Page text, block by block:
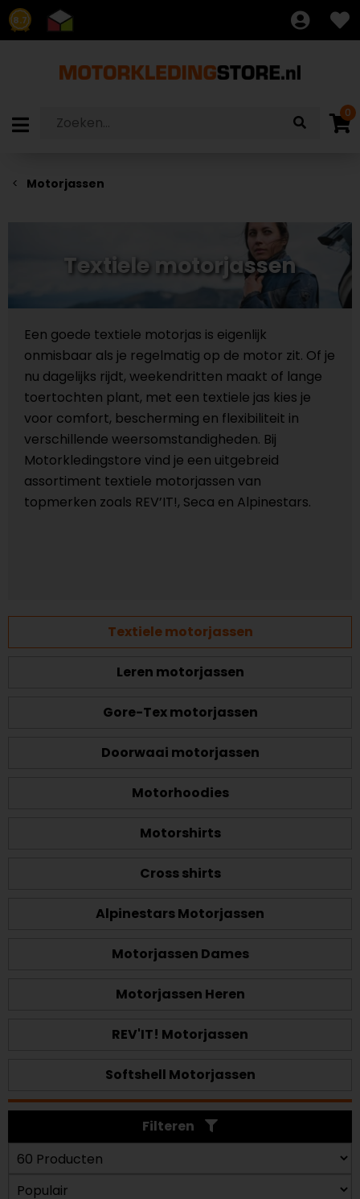
8.7
0
Motorjassen
Textiele motorjassen
Een goede textiele motorjas is eigenlijk
onmisbaar als je regelmatig op de motor zit. Of je
nu dagelijks rijdt, weekendritten maakt of lange
toertochten plant, met een textiele jas kies je
voor comfort, bescherming en flexibiliteit in
verschillende weersomstandigheden. Bij
Motorkledingstore vind je een uitgebreid
assortiment textiele motorjassen van
topmerken zoals REV’IT!, Seca en Alpinestars.
Textiele motorjassen
Leren motorjassen
Gore-Tex motorjassen
Doorwaai motorjassen
Motorhoodies
Motorshirts
Cross shirts
Alpinestars Motorjassen
Motorjassen Dames
Motorjassen Heren
REV'IT! Motorjassen
Softshell Motorjassen
Filteren